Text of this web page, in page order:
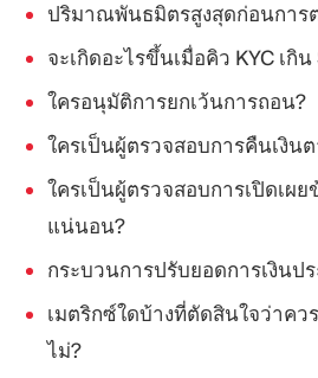
ปริมาณพันธมิตรสูงสุดก่อนการ
จะเกิดอะไรขึ้นเมื่อคิว KYC เกิน
ใครอนุมัติการยกเว้นการถอน?
ใครเป็นผู้ตรวจสอบการคืนเงิน
ใครเป็นผู้ตรวจสอบการเปิดเผ
แน่นอน?
กระบวนการปรับยอดการเงินป
เมตริกซ์ใดบ้างที่ตัดสินใจว่าคว
ไม่?